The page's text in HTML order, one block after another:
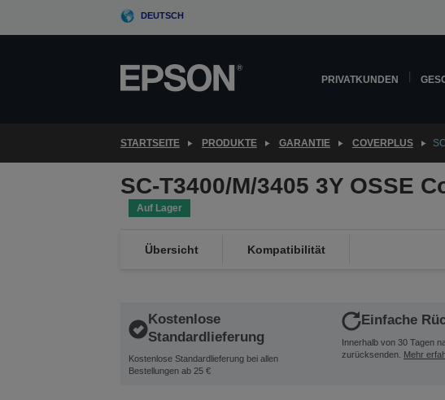
DEUTSCH
PRIVATKUNDEN
STARTSEITE PRODUKTE GARANTIE COVERPLUS
SC-T3400/M/3405 3Y OSSE
Auf Lager
Übersicht Kompatibilität
Kostenlose
Standardlieferung
Kostenlose Standardlieferung bei allen
Bestellungen ab 25 €
Einfache
Innerhalb von 30 Tagen
zurücksenden. Mehr